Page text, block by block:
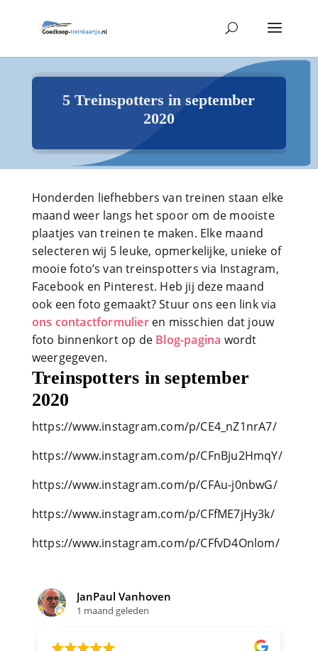
5 Treinspotters in september
2020
Honderden liefhebbers van treinen staan elke
maand weer langs het spoor om de mooiste
plaatjes van treinen te maken. Elke maand
selecteren wij 5 leuke, opmerkelijke, unieke of
mooie foto’s van treinspotters via Instagram,
Facebook en Pinterest. Heb jij deze maand
ook een foto gemaakt? Stuur ons een link via
ons contactformulieren misschien dat jouw
foto binnenkort op de Blog-pagina wordt
weergegeven.
Treinspotters in september
2020
https://www.instagram.com/p/CE4_nZ1nrA7/
https://www.instagram.com/p/CFnBju2HmqY/
https://www.instagram.com/p/CFAu-j0nbwG/
https://www.instagram.com/p/CFfME7jHy3k/
https://www.instagram.com/p/CFfvD4Onlom/
JanPaul Vanhoven
1 maand geleden